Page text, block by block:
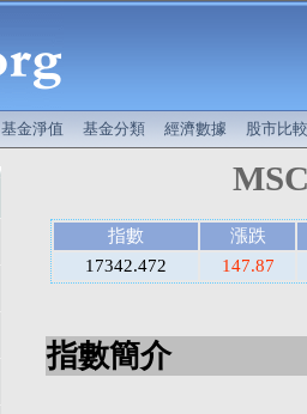
基金淨值 基金分類 經濟數據 股市比較
指數
漲跌
17342.472
147.87
指數簡介